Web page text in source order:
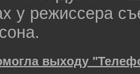
у режиссера
выходу